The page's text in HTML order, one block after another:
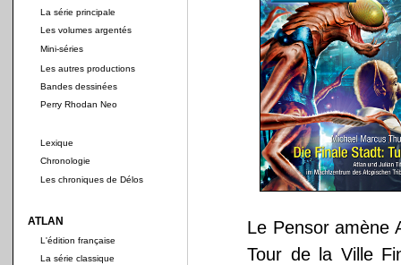
La série principale
Les volumes argentés
Mini-séries
Les autres productions
Bandes dessinées
Perry Rhodan Neo
Lexique
Chronologie
Les chroniques de Délos
ATLAN
L'édition française
La série classique
Le Pensor amène
Tour de la Ville